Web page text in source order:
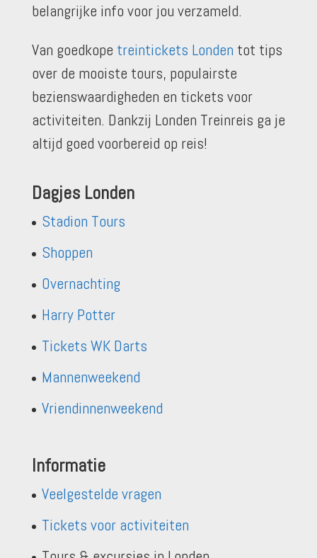
belangrijke info voor jou verzameld.
Van goedkope treintickets Londen tot tips
over de mooiste tours, populairste
bezienswaardigheden en tickets voor
activiteiten. Dankzij Londen Treinreis ga je
altijd goed voorbereid op reis!
Dagjes Londen
Stadion Tours
Shoppen
Overnachting
Harry Potter
Tickets WK Darts
Mannenweekend
Vriendinnenweekend
Informatie
Veelgestelde vragen
Tickets voor activiteiten